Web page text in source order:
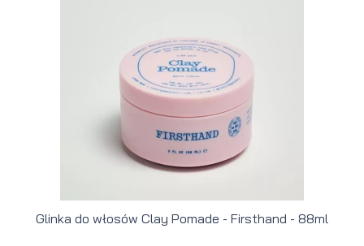
Glinka do włosów Clay Pomade - Firsthand - 88ml